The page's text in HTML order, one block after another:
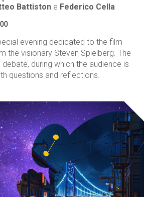
Battiston e Federico Cella
evening dedicated to the film
the visionary Steven Spielberg. The
during which the audience is
questions and reflections.